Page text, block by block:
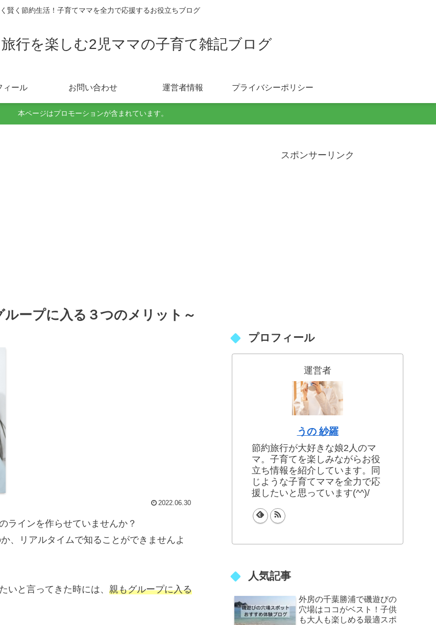
賢く節約生活！子育てママを全力で応援するお役立ちブログ
行を楽しむ2児ママの子育て雑記ブログ
ィール お問い合わせ 運営者情報 プライバシーポリシー
本ページはプロモーションが含まれています。
ープに入る３つのメリット～
2022.06.30
ラインを作らせていませんか？
、リアルタイムで知ることができませんよ
いと言ってきた時には、 親もグループに入る
スポンサーリンク
プロフィール
運営者
うの 紗羅
節約旅行が大好きな娘2人のマ
マ。子育てを楽しみながらお役
立ち情報を紹介しています。同
じような子育てママを全力で応
援したいと思っています(^^)/
人気記事
外房の千葉勝浦で磯遊びの
穴場はココがベスト！子供
も大人も楽しめる最適スポ